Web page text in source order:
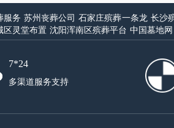
服务 苏州丧葬公司 石家庄殡葬一条龙 长沙
区灵堂布置 沈阳浑南区殡葬平台 中国墓地网
7*24
多渠道服务支持